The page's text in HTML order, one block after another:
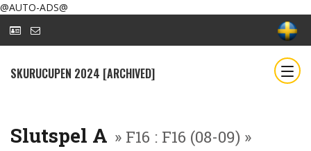
@AUTO-ADS@
SKURUCUPEN 2024 [ARCHIVED]
Slutspel A » F16 : F16 (08-09) »